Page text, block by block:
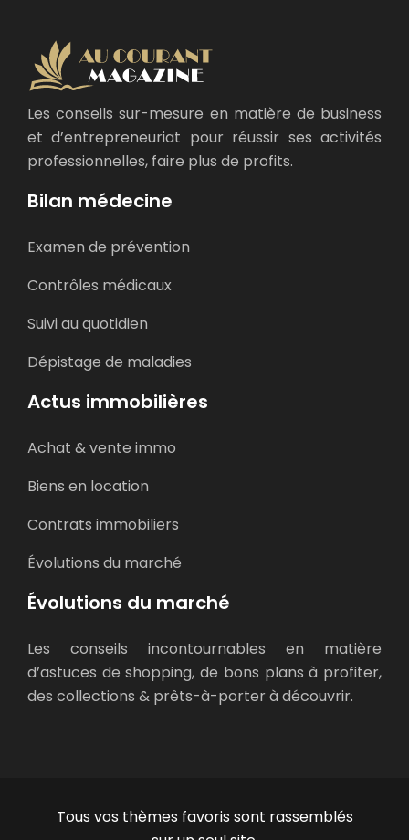
Les conseils sur-mesure en matière de business
et d’entrepreneuriat pour réussir ses activités
professionnelles, faire plus de profits.
Bilan médecine
Examen de prévention
Contrôles médicaux
Suivi au quotidien
Dépistage de maladies
Actus immobilières
Achat & vente immo
Biens en location
Contrats immobiliers
Évolutions du marché
Évolutions du marché
Les conseils incontournables en matière
d’astuces de shopping, de bons plans à profiter,
des collections & prêts-à-porter à découvrir.
Tous vos thèmes favoris sont rassemblés